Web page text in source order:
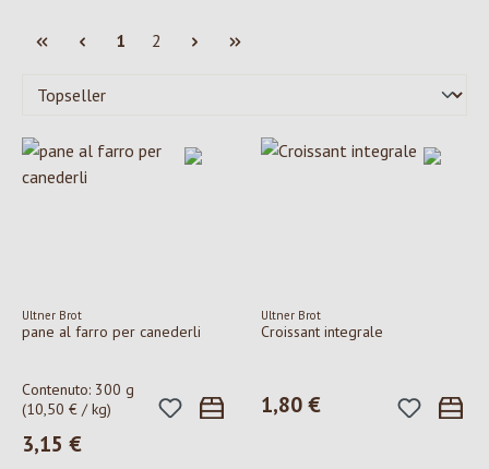
Pagina
1 Pagina
2
Ultner Brot
pane al farro per canederli
Contenuto: 300 g
(10,50 € / kg)
Prezzo normale:
3,15 €
Ultner Brot
Croissant integrale
Prezzo normale:
1,80 €